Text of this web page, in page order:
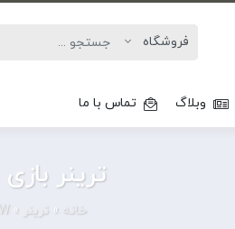
وبلاگ تماس با ما
ترینر بازی Wanted Shadows
خانه » ترینر »
W